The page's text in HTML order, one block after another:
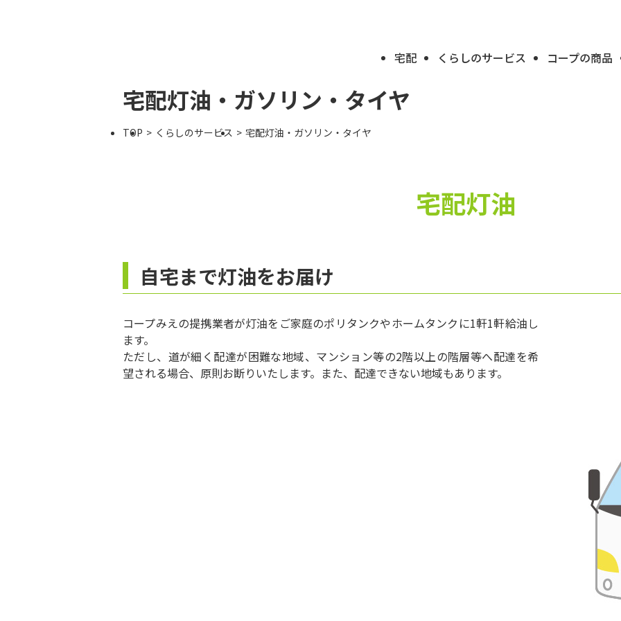
宅配 くらしのサービス コープの商品
宅配灯油・ガソリン・タイヤ
TOP くらしのサービス 宅配灯油・ガソリン・タイヤ
宅配灯油
自宅まで灯油をお届け
コープみえの提携業者が灯油をご家庭のポリタンクやホームタンクに1軒1軒給油し
ます。
ただし、道が細く配達が困難な地域、マンション等の2階以上の階層等へ配達を希
望される場合、原則お断りいたします。また、配達できない地域もあります。